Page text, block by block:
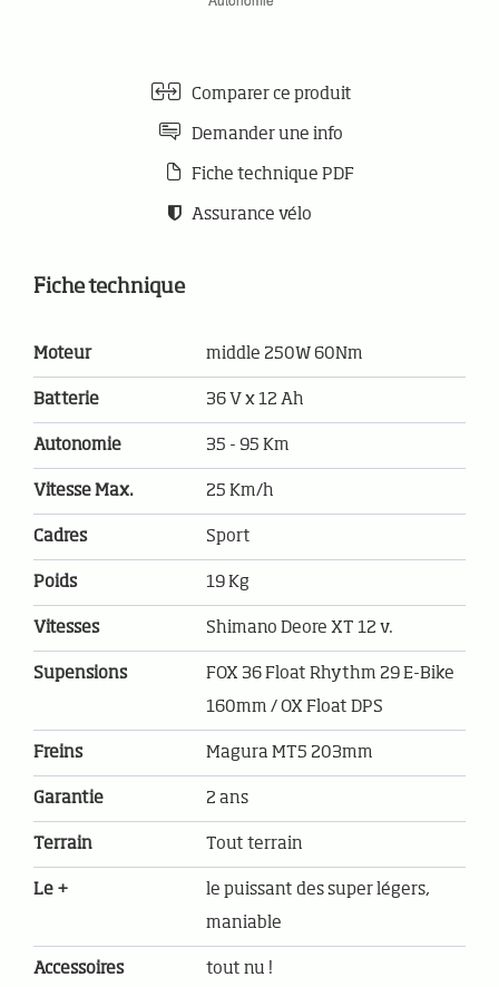
Comparer ce produit
Demander une info
Fiche technique PDF
Assurance vélo
Fiche technique
Moteur middle 250W 60Nm
Batterie 36 V x 12 Ah
Autonomie 35 - 95 Km
Vitesse Max. 25 Km/h
Cadres Sport
Poids 19 Kg
Vitesses Shimano Deore XT 12 v.
Supensions
FOX 36 Float Rhythm 29 E-Bike
160mm / OX Float DPS
Freins Magura MT5 203mm
Garantie 2 ans
Terrain Tout terrain
Le +
le puissant des super légers,
maniable
Accessoires tout nu !